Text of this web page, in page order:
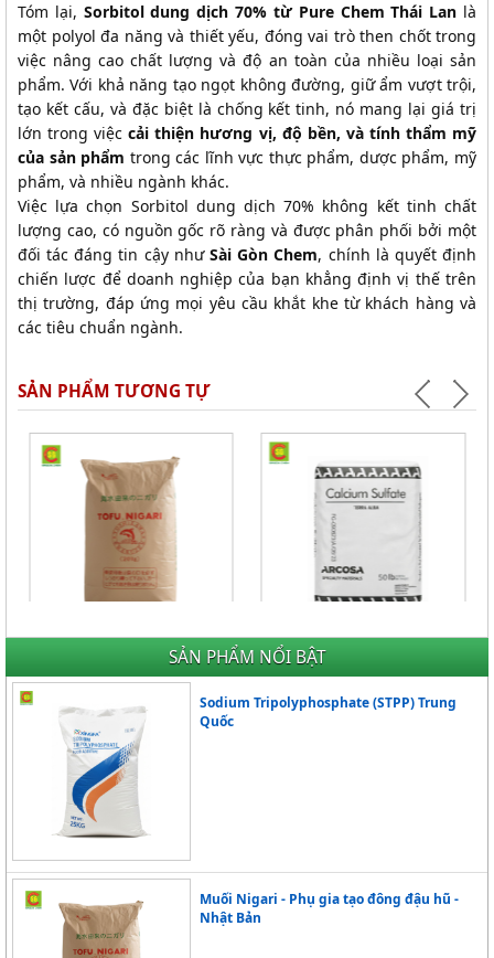
SẢN PHẨM NỔI BẬT
Sodium Tripolyphosphate (STPP) Trung
Quốc
Muối Nigari - Phụ gia tạo đông đậu hũ -
Nhật Bản
Tóm lại, Sorbitol dung dịch 70% từ Pure Chem Thái Lan là
một polyol đa năng và thiết yếu, đóng vai trò then chốt trong
việc nâng cao chất lượng và độ an toàn của nhiều loại sản
phẩm. Với khả năng tạo ngọt không đường, giữ ẩm vượt trội,
tạo kết cấu, và đặc biệt là chống kết tinh, nó mang lại giá trị
lớn trong việccải thiện hương vị, độ bền, và tính thẩm mỹ
của sản phẩm trong các lĩnh vực thực phẩm, dược phẩm, mỹ
phẩm, và nhiều ngành khác.
Việc lựa chọn Sorbitol dung dịch 70% không kết tinh chất
lượng cao, có nguồn gốc rõ ràng và được phân phối bởi một
đối tác đáng tin cậy như Sài Gòn Chem, chính là quyết định
chiến lược để doanh nghiệp của bạn khẳng định vị thế trên
thị trường, đáp ứng mọi yêu cầu khắt khe từ khách hàng và
các tiêu chuẩn ngành.
SẢN PHẨM TƯƠNG TỰ
Muối Nigari - Phụ gia tạo đông
đậu hũ - Nhật Bản
Giá Liên hệ
THẠCH CAO THỰC PHẨM (MỸ)